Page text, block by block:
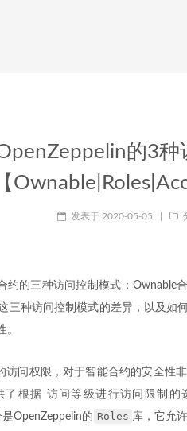
的3种
【
发表于 2020-05-05
约的三种访问控制模式：Ownable
三种访问控制模式的差异，以及如
。
访问权限，对于智能合约的安全性
了根据 访问等级进行访问限制的
OpenZeppelin的 Roles 库，它允